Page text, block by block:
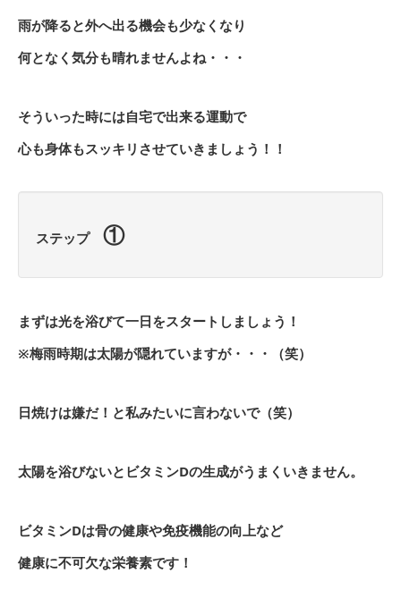
雨が降ると外へ出る機会も少なくなり
何となく気分も晴れませんよね・・・
そういった時には自宅で出来る運動で
心も身体もスッキリさせていきましょう！！
ステップ ①
まずは光を浴びて一日をスタートしましょう！
※梅雨時期は太陽が隠れていますが・・・（笑）
日焼けは嫌だ！と私みたいに言わないで（笑）
太陽を浴びないとビタミンDの生成がうまくいきません。
ビタミンDは骨の健康や免疫機能の向上など
健康に不可欠な栄養素です！